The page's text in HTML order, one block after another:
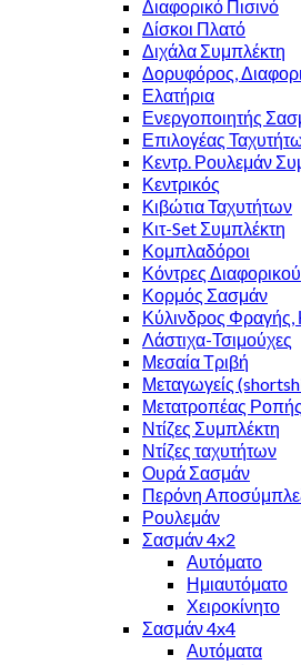
Διαφορικό Πισινό
Δίσκοι Πλατό
Διχάλα Συμπλέκτη
Δορυφόρος,
Ελατήρια
Ενεργοποιητής
Επιλογέας
Κεντρ. Ρουλεμάν
Κεντρικός
Κιβώτια Ταχυτήτων
Κιτ-Set Συμπλέκτη
Κομπλαδόροι
Κόντρες Διαφορικού
Κορμός Σασμάν
Κύλινδρος Φραγής,
Λάστιχα-Τσιμούχες
Μεσαία Τριβή
Μεταγωγείς
Μετατροπέας
Ντίζες Συμπλέκτη
Ντίζες ταχυτήτων
Ουρά Σασμάν
Περόνη
Ρουλεμάν
Σασμάν 4x2
Αυτόματο
Ημιαυτόματο
Χειροκίνητο
Σασμάν 4x4
Αυτόματα